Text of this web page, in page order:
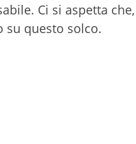
Ci si aspetta che,
su questo solco.